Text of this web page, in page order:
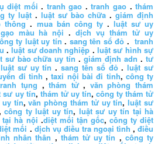
diệt mối . tranh gao .tranh gao .thám
ty luật . luật sư bào chữa . giám định
thông . mua bán công ty. luật sư uy
màu hà nội .dịch vụ thám tử uy
ty luật uy tín . sang tên sổ đỏ .tranh
.luật sư doanh nghiệp .luật sư hình sự
sư bào chữa uy tín .giám định adn .tư
luật sư uy tín .sang tên sổ đỏ.luật sư
đi tỉnh ,taxi nội bài đi tỉnh, công ty
tụng ,thám tử, văn phòng thám
sư uy tín, thám tử uy tín, công ty thám tử
tín,văn phòng thám tử uy tín,luật sư
công ty luật uy tín, luật sư uy tín tại hà
hà nội .diệt mối tận gốc, công ty diệt
mối . dịch vụ điều tra ngoại tình ,điều
nhân thân , thám tử uy tín , công ty